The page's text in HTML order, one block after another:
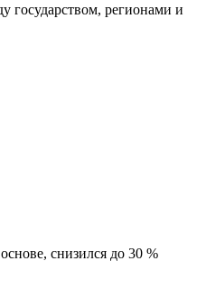
государством, регионами и
снизился до 30 %